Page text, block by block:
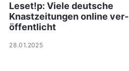
Leset!p: Viele deut­sche
Knast­zei­tungen online ver­
öf­f­ent­licht
28.01.2025